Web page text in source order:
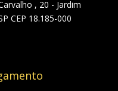
, 20 - Jardim
CEP 18.185-000